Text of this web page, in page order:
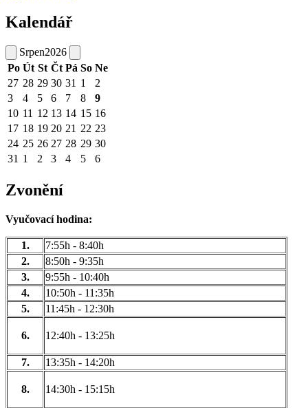
Kalendář
Srpen2026
Po Út St Čt Pá So Ne
27 28 29 30 31 1
2
3
4 5 6 7 8
9
10 11 12 13 14 15 16
17 18 19 20 21 22 23
24 25 26 27 28 29 30
31 1 2 3 4 5 6
Zvonění
Vyučovací hodina:
1.
7:55h - 8:40h
2.
8:50h - 9:35h
3.
9:55h - 10:40h
4.
10:50h - 11:35h
5.
11:45h - 12:30h
6. 12:40h - 13:25h
7. 13:35h - 14:20h
8. 14:30h - 15:15h